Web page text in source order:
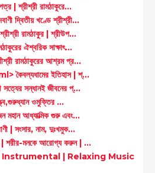
| শ্রীশ্রী রামঠাকুরে...
দ্বিতীয় খণ্ডে শ্রীশ্রী...
রামঠাকুর | শ্রীউপ...
ঐশ্বরিক সাক্ষাৎ...
রামঠাকুরের আশ্রম প্র...
ইতিহাস | শ্...
সত্যের সন্ধানই জীবনের প্...
ওমুক্তির ...
মহান আধ্যাত্মিক গুরু এবং...
| সংসার, নাম, দুঃখমুক...
| শরীর-মনকে আরোগ্য করুন | ...
| Relaxing Music